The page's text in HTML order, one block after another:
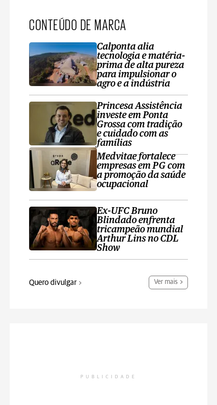
CONTEÚDO DE MARCA
Calponta alia
tecnologia e matéria-
prima de alta pureza
para impulsionar o
agro e a indústria
Princesa Assistência
investe em Ponta
Grossa com tradição
e cuidado com as
famílias
Medvitae fortalece
empresas em PG com
a promoção da saúde
ocupacional
Ex-UFC Bruno
Blindado enfrenta
tricampeão mundial
Arthur Lins no CDL
Show
Quero divulgar Ver mais
PUBLICIDADE